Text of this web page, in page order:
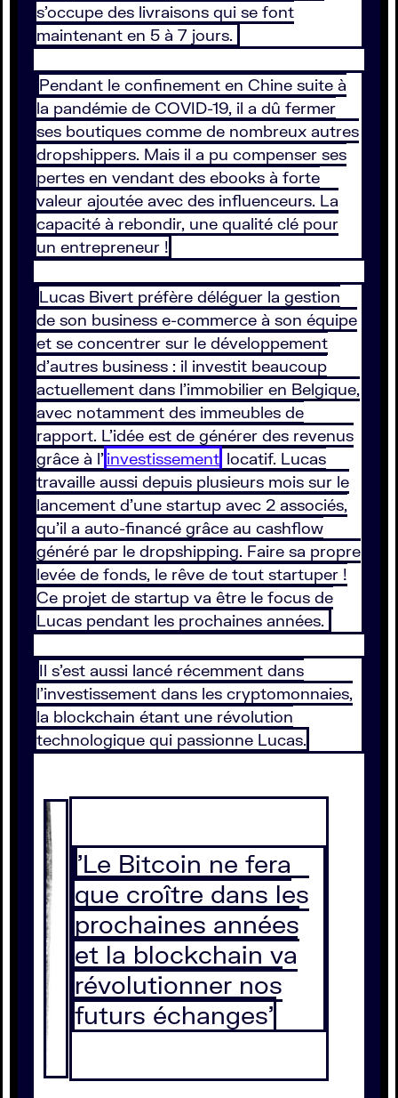
s’occupe des livraisons qui se font
maintenant en 5 à 7 jours.
Pendant le confinement en Chine suite à
la pandémie de COVID-19, il a dû fermer
ses boutiques comme de nombreux autres
dropshippers. Mais il a pu compenser ses
pertes en vendant des ebooks à forte
valeur ajoutée avec des influenceurs. La
capacité à rebondir, une qualité clé pour
un entrepreneur !
Lucas Bivert préfère déléguer la gestion
de son business e-commerce à son équipe
et se concentrer sur le développement
d’autres business : il investit beaucoup
actuellement dans l'immobilier en Belgique,
avec notamment des immeubles de
rapport. L’idée est de générer des revenus
grâce à l’investissement locatif. Lucas
travaille aussi depuis plusieurs mois sur le
lancement d’une startup avec 2 associés,
qu’il a auto-financé grâce au cashflow
généré par le dropshipping. Faire sa propre
levée de fonds, le rêve de tout startuper !
Ce projet de startup va être le focus de
Lucas pendant les prochaines années.
Il s’est aussi lancé récemment dans
l’investissement dans les cryptomonnaies,
la blockchain étant une révolution
technologique qui passionne Lucas.
'Le Bitcoin ne fera
que croître dans les
prochaines années
et la blockchain va
révolutionner nos
futurs échanges'